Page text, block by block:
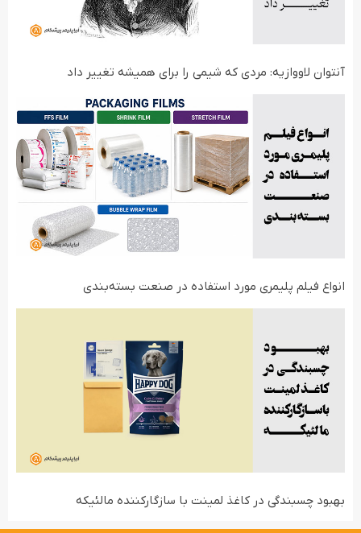
آنتوان لاووازیه: مردی که شیمی را برای همیشه تغییر داد
انواع فیلم‌ پلیمری مورد استفاده در صنعت بسته‌بندی
بهبود چسبندگی در کاغذ لمینت با سازگارکننده مالئیکه